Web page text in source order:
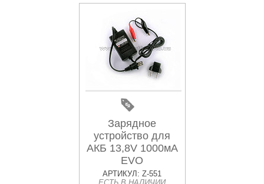
Зарядное
устройство для
АКБ 13,8V 1000мА
EVO
АРТИКУЛ: Z-551